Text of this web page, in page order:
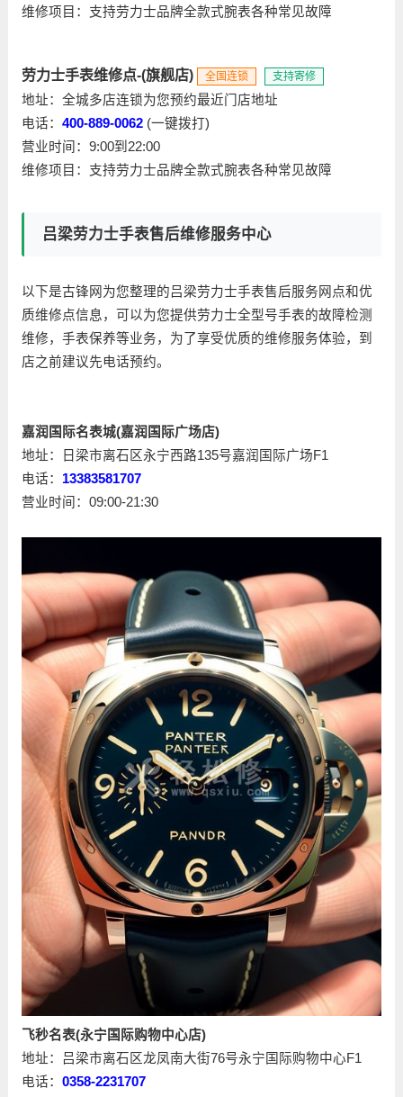
维修项目：支持劳力士品牌全款式腕表各种常见故障
劳力士手表维修点-(旗舰店) 全国连锁 支持寄修
地址：全城多店连锁为您预约最近门店地址
电话： 400-889-0062(一键拨打)
营业时间：9:00到22:00
维修项目：支持劳力士品牌全款式腕表各种常见故障
吕梁劳力士手表售后维修服务中心
以下是古锋网为您整理的吕梁劳力士手表售后服务网点和优
质维修点信息，可以为您提供劳力士全型号手表的故障检测
维修，手表保养等业务，为了享受优质的维修服务体验，到
店之前建议先电话预约。
嘉润国际名表城(嘉润国际广场店)
地址：日梁市离石区永宁西路135号嘉润国际广场F1
电话： 13383581707
营业时间：09:00-21:30
飞秒名表(永宁国际购物中心店)
地址：吕梁市离石区龙凤南大街76号永宁国际购物中心F1
电话： 0358-2231707